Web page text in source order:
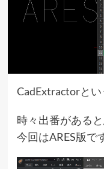
CadExtractorと
時々出番があると
今回はARES版で